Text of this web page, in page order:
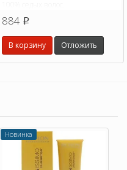
884 p
В корзину Отложить
Новинка